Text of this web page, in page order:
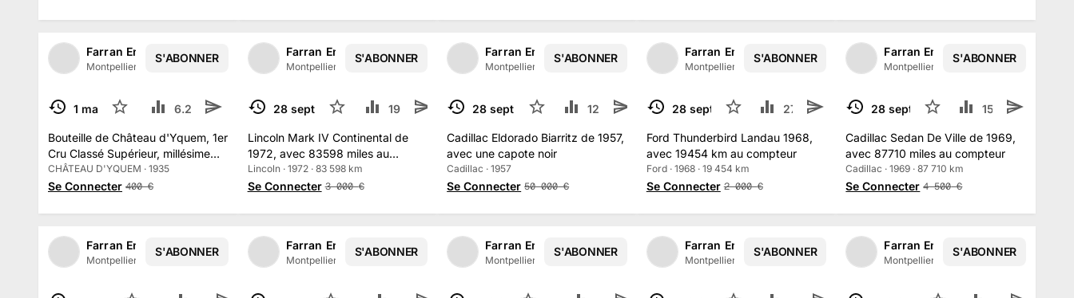
Farran Enchères
Montpellier, France· 138abonné
S'ABONNER
TERMINÉ
1/2
1 mars 6.2 k
Bouteille de Château d'Yquem, 1er
Cru Classé Supérieur, millésime
1935
CHÂTEAU D'YQUEM · 1935
Se Connecter 400 €
Farran Enchères
Montpellier, France· 138abonné
S'ABONNER
TERMINÉ
1/2
28 sept. 2025 19.7 k
Lincoln Mark IV Continental de
1972, avec 83598 miles au
compteur
Lincoln · 1972 · 83 598 km
Se Connecter 3 000 €
Farran Enchères
Montpellier, France· 138abonné
S'ABONNER
TERMINÉ
1/2
28 sept. 2025 12.6 k
Cadillac Eldorado Biarritz de 1957,
avec une capote noir
Cadillac · 1957
Se Connecter 50 000 €
Farran Enchères
Montpellier, France· 138abonné
S'ABONNER
TERMINÉ
1/2
28 sept. 2025 27.7 k
Ford Thunderbird Landau 1968,
avec 19454 km au compteur
Ford · 1968 · 19 454 km
Se Connecter 2 000 €
Farran Enchères
Montpellier, France·138abonné
S'ABONNER
TERMINÉ
1/2
28 sept. 2025 15.4 k
Cadillac Sedan De Ville de 1969,
avec 87710 miles au compteur
Cadillac · 1969 · 87 710 km
Se Connecter 4 500 €
Farran Enchères
Montpellier, France· 138abonné
S'ABONNER Farran Enchères
Montpellier, France· 138abonné
S'ABONNER Farran Enchères
Montpellier, France· 138abonné
S'ABONNER
1/2 Farran Enchères
Montpellier, France· 138abonné
S'ABONNER
1/2 Farran Enchères
Montpellier, France·138abonné
S'ABONNER